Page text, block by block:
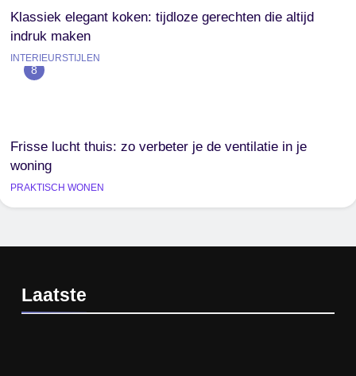
Klassiek elegant koken: tijdloze gerechten die altijd
indruk maken
INTERIEURSTIJLEN
8
Frisse lucht thuis: zo verbeter je de ventilatie in je
woning
PRAKTISCH WONEN
Laatste